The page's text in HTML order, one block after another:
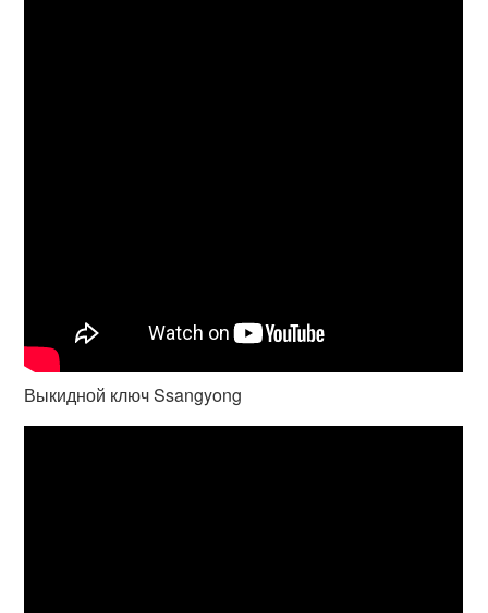
Выкидной ключ Ssangyong